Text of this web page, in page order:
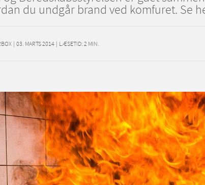
du undgår brand ved komfuret. Se
| 03. MARTS 2014 | LÆSETID: 2 MIN.